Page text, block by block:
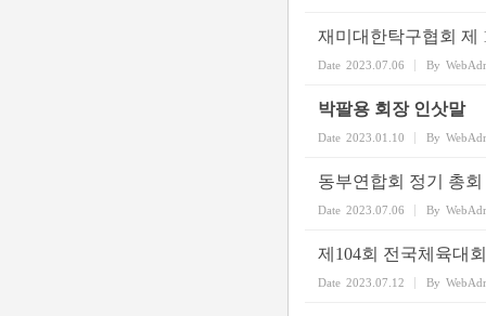
재미대한탁구협회 제
Date 2023.07.06 By
박팔용 회장 인삿말
Date 2023.01.10 By
동부연합회 정기 총회
Date 2023.07.06 By
제104회 전국체육대
Date 2023.07.12 By